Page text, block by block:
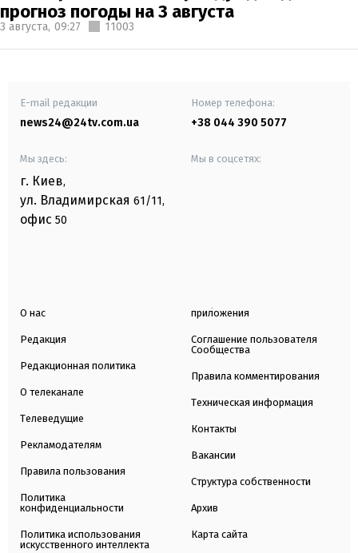
прогноз погоды на 3 августа
3 августа, 09:27 11003
E-mail редакции
news24@24tv.com.ua
Номер телефона:
+38 044 390 5077
Мы здесь:
г. Киев,
ул. Владимирская 61/11,
офис 50
Мы в соцсетях:
О нас
Редакция
Редакционная политика
О телеканале
Телеведущие
Рекламодателям
Правила пользования
Политика
конфиденциальности
Политика использования
искусственного интеллекта
приложения
Соглашение пользователя
Сообщества
Правила комментирования
Техническая информация
Контакты
Вакансии
Структура собственности
Архив
Карта сайта